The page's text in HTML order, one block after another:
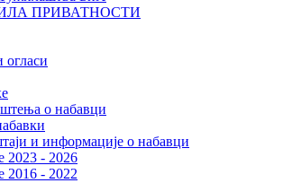
ПРИВАТНОСТИ
огласи
о набавци
и информације о набавци
2023 - 2026
2016 - 2022